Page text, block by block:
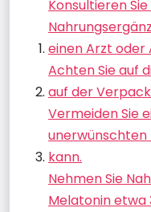
Konsultieren
einen Arzt oder
Achten Sie auf
auf der
Vermeiden Sie
unerwünschten
kann.
Nehmen Sie
Melatonin etwa